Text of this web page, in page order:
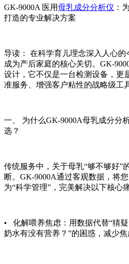
GK-9000A 医用母乳成分分析仪 ：
打造的专业解决方案
导读： 在科学育儿理念深入人心
成为产后家庭的核心关切。GK-
设计，它不仅是一台检测设备，更
准服务、增强客户粘性的战略级工
一、 为什么GK-9000A母乳成分分
选？
传统服务中，关于母乳“够不够好”
断。GK-9000A通过客观数据，将
为“科学管理”，完美解决以下核心
• 化解喂养焦虑：用数据代替“猜
奶水有没有营养？”的困惑，减少焦